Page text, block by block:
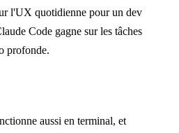
l'UX quotidienne pour un dev
Code gagne sur les tâches
profonde.
aussi en terminal, et